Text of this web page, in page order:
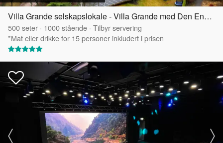
Villa Grande selskapslokale - Villa Grande med Den Engelske Hagen
500seter · 1000stående · Tilbyr servering
*Mat eller drikke for 15 personer inkludert i prisen